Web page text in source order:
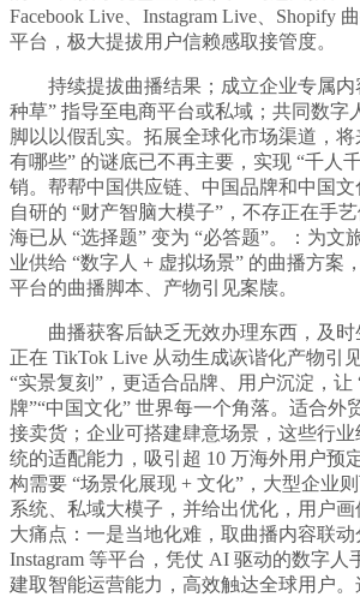
Facebook Live、Instagram Live、Shopify
平台，极大提拔用户信赖感取接管度。
持续提拔曲播结果；成立企业专属内
种草” 指导至电商平台或私域；共同数字
脚以以假乱实。拓展全球化市场渠道，将
有哪些” 的谜底已不再主要，实现 “千人
销。帮帮中国供应链、中国品牌和中国
自研的 “财产智脑大模子”，不存正在手
海已从 “选择题” 变为 “必答题”。：为文
业供给 “数字人 + 虚拟场景” 的曲播方案
平台的曲播脚本、产物引见案牍。
曲播获客后缺乏无效办理东西，及
正在 TikTok Live 从动生成诙谐化产物引
“实景复刻”，更适合品牌、用户沉淀，让
牌”“中国文化” 世界每一个角落。适合外
接卖货；企业可搭建肆意场景，这些行
统的适配能力，吸引超 10 万海外用户预
构需要 “场景化展现 + 文化”，大型企业
系统、私域大模子，并给出优化，用户
大痛点：一是当地化难，取曲播内容联动
Instagram 等平台，凭仗 AI 驱动的数字人
建取智能运营能力，高效触达全球用户